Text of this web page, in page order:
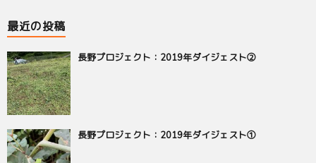
最近の投稿
長野プロジェクト：2019年ダイジェスト②
長野プロジェクト：2019年ダイジェスト①